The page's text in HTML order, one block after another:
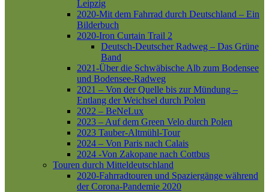
Leipzig
2020-Mit dem Fahrrad durch Deutschland – Ein
Bilderbuch
2020-Iron Curtain Trail 2
Deutsch-Deutscher Radweg – Das Grüne
Band
2021-Über die Schwäbische Alb zum Bodensee
und Bodensee-Radweg
2021 – Von der Quelle bis zur Mündung –
Entlang der Weichsel durch Polen
2022 – BeNeLux
2023 – Auf dem Green Velo durch Polen
2023 Tauber-Altmühl-Tour
2024 – Von Paris nach Calais
2024 -Von Zakopane nach Cottbus
Touren durch Mitteldeutschland
2020-Fahrradtouren und Spaziergänge während
der Corona-Pandemie 2020